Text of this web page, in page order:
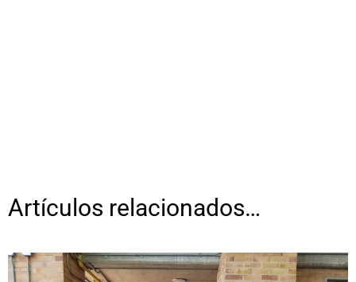
Artículos relacionados…